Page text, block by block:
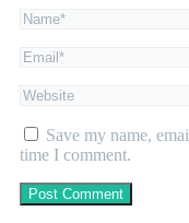
Save my name,
time I comment.